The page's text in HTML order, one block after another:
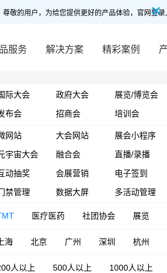
尊敬的用户，为给您提供更好的产品体验，官网登
服务 解决方案 精彩案例
际大会 政府大会
展览/博览会
布会
招商会 培训会
网站 大会网站
展会小程序
宇宙大会
融合会
直播/录播
动抽奖
会展营销
电子签到
禁管理
数据大屏 多活动管理
医疗医药 社团协会 展览
上海 北京 广州 深圳 杭州
人以上 500人以上 1000人以上